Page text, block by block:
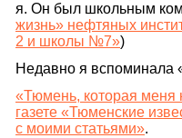
я. Он был школьным
жизнь» нефтяных
2 и школы №7»)
Недавно я вспоминала
«Тюмень, которая меня
газете «Тюменские
c моими статьями».